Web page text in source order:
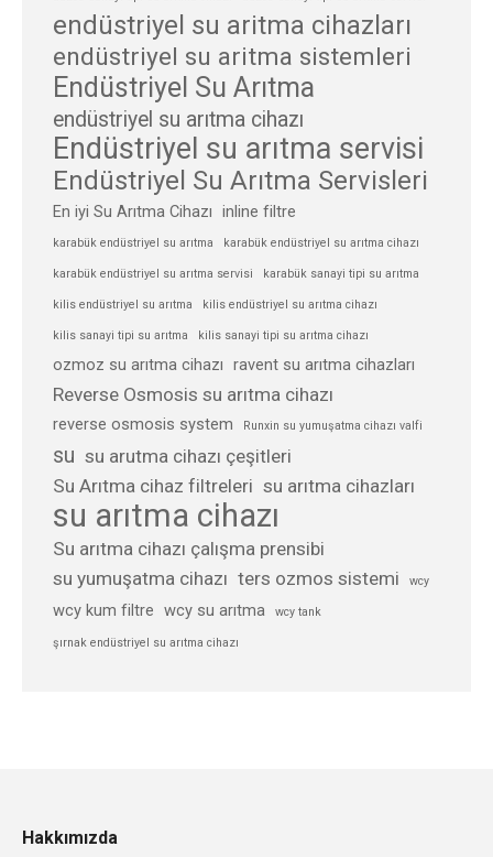
endüstriyel su aritma cihazları
endüstriyel su aritma sistemleri
Endüstriyel Su Arıtma
endüstriyel su arıtma cihazı
Endüstriyel su arıtma servisi
Endüstriyel Su Arıtma Servisleri
En iyi Su Arıtma Cihazı inline filtre
karabük endüstriyel su arıtma karabük endüstriyel su arıtma cihazı
karabük endüstriyel su arıtma servisi karabük sanayi tipi su arıtma
kilis endüstriyel su arıtma kilis endüstriyel su arıtma cihazı
kilis sanayi tipi su arıtma kilis sanayi tipi su arıtma cihazı
ozmoz su arıtma cihazı ravent su arıtma cihazları
Reverse Osmosis su arıtma cihazı
reverse osmosis system Runxin su yumuşatma cihazı valfi
su su arutma cihazı çeşitleri
Su Arıtma cihaz filtreleri su arıtma cihazları
su arıtma cihazı
Su arıtma cihazı çalışma prensibi
su yumuşatma cihazı ters ozmos sistemi wcy
wcy kum filtre wcy su arıtma wcy tank
şırnak endüstriyel su arıtma cihazı
Hakkımızda